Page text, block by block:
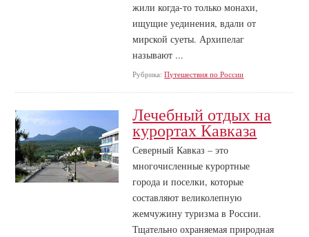
жили когда-то только монахи,
ищущие уединения, вдали от
мирской суеты. Архипелаг
называют ...
Рубрика:Путешествия по России
Лечебный отдых на
курортах Кавказа
Северный Кавказ – это
многочисленные курортные
города и поселки, которые
составляют великолепную
жемчужину туризма в России.
Тщательно охраняемая природная